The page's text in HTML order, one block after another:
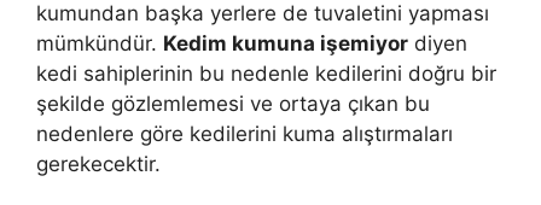
kumundan başka yerlere de tuvaletini yapması
mümkündür. Kedim kumuna işemiyor diyen
kedi sahiplerinin bu nedenle kedilerini doğru bir
şekilde gözlemlemesi ve ortaya çıkan bu
nedenlere göre kedilerini kuma alıştırmaları
gerekecektir.